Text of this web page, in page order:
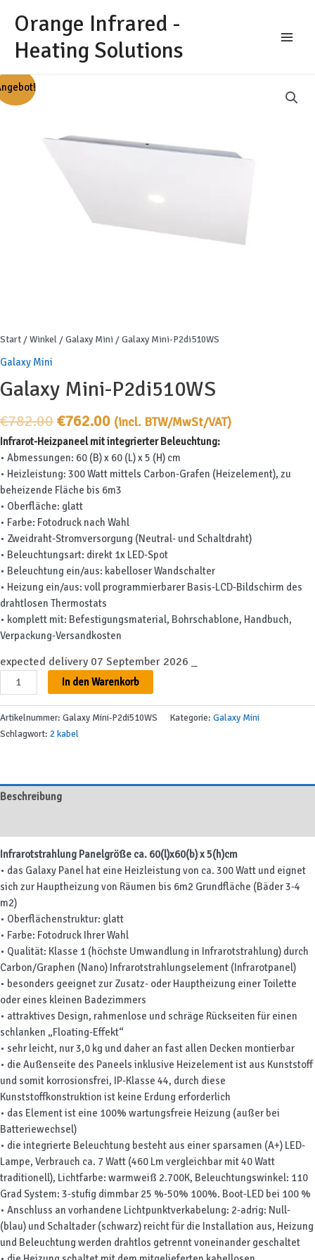
Inhalt
springen
Orange Infrared -
Heating Solutions
Start /Winkel /Galaxy Mini / Galaxy Mini-P2di510WS
Galaxy Mini
Galaxy Mini-P2di510WS
€782.00Ursprünglicher
Preis
war:
€782.00
€762.00Aktueller
Preis
ist:
€762.00.
(incl. BTW/MwSt/VAT)
Infrarot-Heizpaneel mit integrierter Beleuchtung:
• Abmessungen: 60 (B) x 60 (L) x 5 (H) cm
• Heizleistung: 300 Watt mittels Carbon-Grafen (Heizelement), zu
beheizende Fläche bis 6m3
• Oberfläche: glatt
• Farbe: Fotodruck nach Wahl
• Zweidraht-Stromversorgung (Neutral- und Schaltdraht)
• Beleuchtungsart: direkt 1x LED-Spot
• Beleuchtung ein/aus: kabelloser Wandschalter
• Heizung ein/aus: voll programmierbarer Basis-LCD-Bildschirm des
drahtlosen Thermostats
• komplett mit: Befestigungsmaterial, Bohrschablone, Handbuch,
Verpackung-Versandkosten
expected delivery 07 September 2026 _
Galaxy
Mini-
P2di510WS
In den Warenkorb
Artikelnummer: Galaxy Mini-P2di510WS Kategorie: Galaxy Mini
Schlagwort: 2 kabel
Beschreibung
Infrarotstrahlung Panelgröße ca. 60(l)x60(b) x 5(h)cm
• das Galaxy Panel hat eine Heizleistung von ca. 300 Watt und eignet
sich zur Hauptheizung von Räumen bis 6m2 Grundfläche (Bäder 3-4
m2)
• Oberflächenstruktur: glatt
• Farbe: Fotodruck Ihrer Wahl
• Qualität: Klasse 1 (höchste Umwandlung in Infrarotstrahlung) durch
Carbon/Graphen (Nano) Infrarotstrahlungselement (Infrarotpanel)
• besonders geeignet zur Zusatz- oder Hauptheizung einer Toilette
oder eines kleinen Badezimmers
• attraktives Design, rahmenlose und schräge Rückseiten für einen
schlanken „Floating-Effekt“
• sehr leicht, nur 3,0 kg und daher an fast allen Decken montierbar
• die Außenseite des Paneels inklusive Heizelement ist aus Kunststoff
und somit korrosionsfrei, IP-Klasse 44, durch diese
Kunststoffkonstruktion ist keine Erdung erforderlich
• das Element ist eine 100% wartungsfreie Heizung (außer bei
Batteriewechsel)
• die integrierte Beleuchtung besteht aus einer sparsamen (A+) LED-
Lampe, Verbrauch ca. 7 Watt (460 Lm vergleichbar mit 40 Watt
traditionell), Lichtfarbe: warmweiß 2.700K, Beleuchtungswinkel: 110
Grad System: 3-stufig dimmbar 25 %-50% 100%. Boot-LED bei 100 %
• Anschluss an vorhandene Lichtpunktverkabelung: 2-adrig: Null-
(blau) und Schaltader (schwarz) reicht für die Installation aus, Heizung
und Beleuchtung werden drahtlos getrennt voneinander geschaltet